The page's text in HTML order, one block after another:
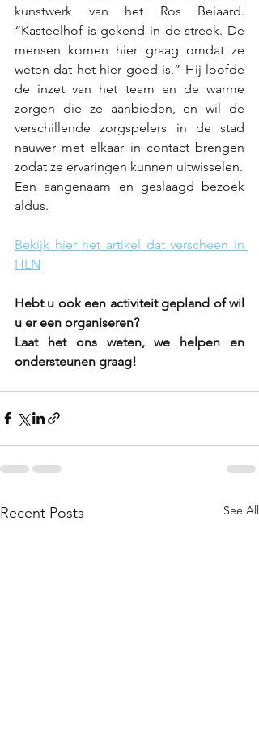
kunstwerk van het Ros Beiaard.
“Kasteelhof is gekend in de streek. De
mensen komen hier graag omdat ze
weten dat het hier goed is.” Hij loofde
de inzet van het team en de warme
zorgen die ze aanbieden, en wil de
verschillende zorgspelers in de stad
nauwer met elkaar in contact brengen
Een aangenaam en geslaagd bezoek
aldus.
Bekijk hier het artikel dat verscheen in
HLN
Hebt u ook een activiteit gepland of wil
u er een organiseren?
Laat het ons weten, we helpen en
ondersteunen graag!
Recent Posts See All